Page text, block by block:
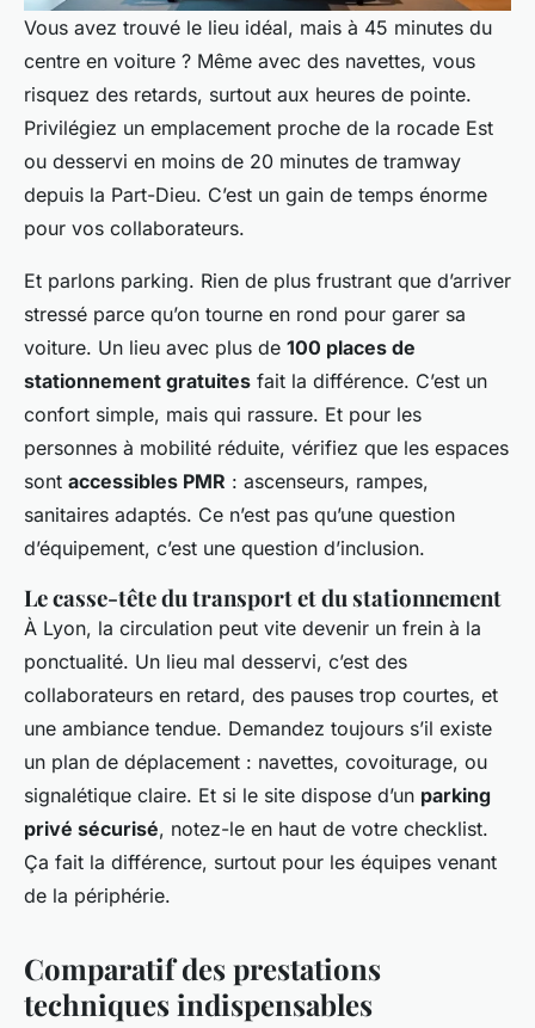
Vous avez trouvé le lieu idéal, mais à 45 minutes du
centre en voiture ? Même avec des navettes, vous
risquez des retards, surtout aux heures de pointe.
Privilégiez un emplacement proche de la rocade Est
ou desservi en moins de 20 minutes de tramway
depuis la Part-Dieu. C’est un gain de temps énorme
pour vos collaborateurs.
Et parlons parking. Rien de plus frustrant que d’arriver
stressé parce qu’on tourne en rond pour garer sa
voiture. Un lieu avec plus de 100 places de
stationnement gratuites fait la différence. C’est un
confort simple, mais qui rassure. Et pour les
personnes à mobilité réduite, vérifiez que les espaces
sont accessibles PMR : ascenseurs, rampes,
sanitaires adaptés. Ce n’est pas qu’une question
d’équipement, c’est une question d’inclusion.
Le casse-tête du transport et du stationnement
À Lyon, la circulation peut vite devenir un frein à la
ponctualité. Un lieu mal desservi, c’est des
collaborateurs en retard, des pauses trop courtes, et
une ambiance tendue. Demandez toujours s’il existe
un plan de déplacement : navettes, covoiturage, ou
signalétique claire. Et si le site dispose d’un parking
privé sécurisé, notez-le en haut de votre checklist.
Ça fait la différence, surtout pour les équipes venant
de la périphérie.
Comparatif des prestations
techniques indispensables